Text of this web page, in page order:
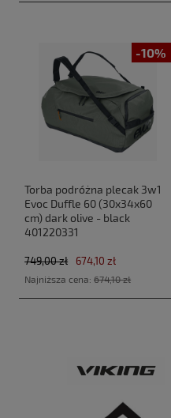
-10%
Torba podróżna plecak 3w1
Evoc Duffle 60 (30x34x60
cm) dark olive - black
401220331
674,10 zł
749,00 zł
Najniższa cena:674,10 zł